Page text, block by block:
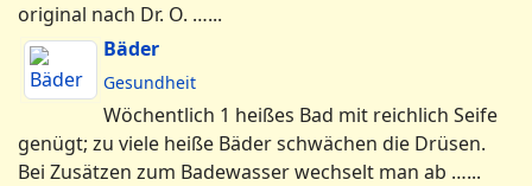
original nach Dr. O. …...
Bäder
Gesundheit
Wöchentlich 1 heißes Bad mit reichlich Seife
genügt; zu viele heiße Bäder schwächen die Drüsen.
Bei Zusätzen zum Badewasser wechselt man ab …...